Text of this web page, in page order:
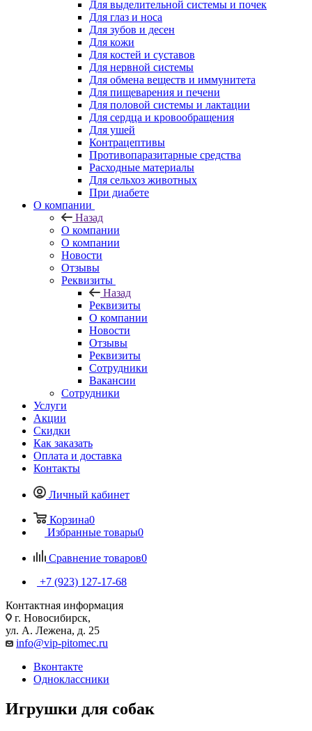
Для выделительной системы и почек
Для глаз и носа
Для зубов и десен
Для кожи
Для костей и суставов
Для нервной системы
Для обмена веществ и иммунитета
Для пищеварения и печени
Для половой системы и лактации
Для сердца и кровообращения
Для ушей
Контрацептивы
Противопаразитарные средства
Расходные материалы
Для сельхоз животных
При диабете
О компании
Назад
О компании
О компании
Новости
Отзывы
Реквизиты
Назад
Реквизиты
О компании
Новости
Отзывы
Реквизиты
Сотрудники
Вакансии
Сотрудники
Услуги
Акции
Скидки
Как заказать
Оплата и доставка
Контакты
Личный кабинет
Корзина0
Избранные товары0
Сравнение товаров0
+7 (923) 127-17-68
Контактная информация
г. Новосибирск,
ул. А. Лежена, д. 25
info@vip-pitomec.ru
Вконтакте
Одноклассники
Игрушки для собак